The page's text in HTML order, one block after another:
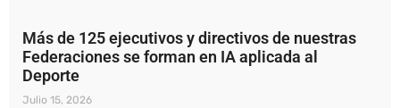
Más de 125 ejecutivos y directivos de nuestras
Federaciones se forman en IA aplicada al
Deporte
Julio 15, 2026